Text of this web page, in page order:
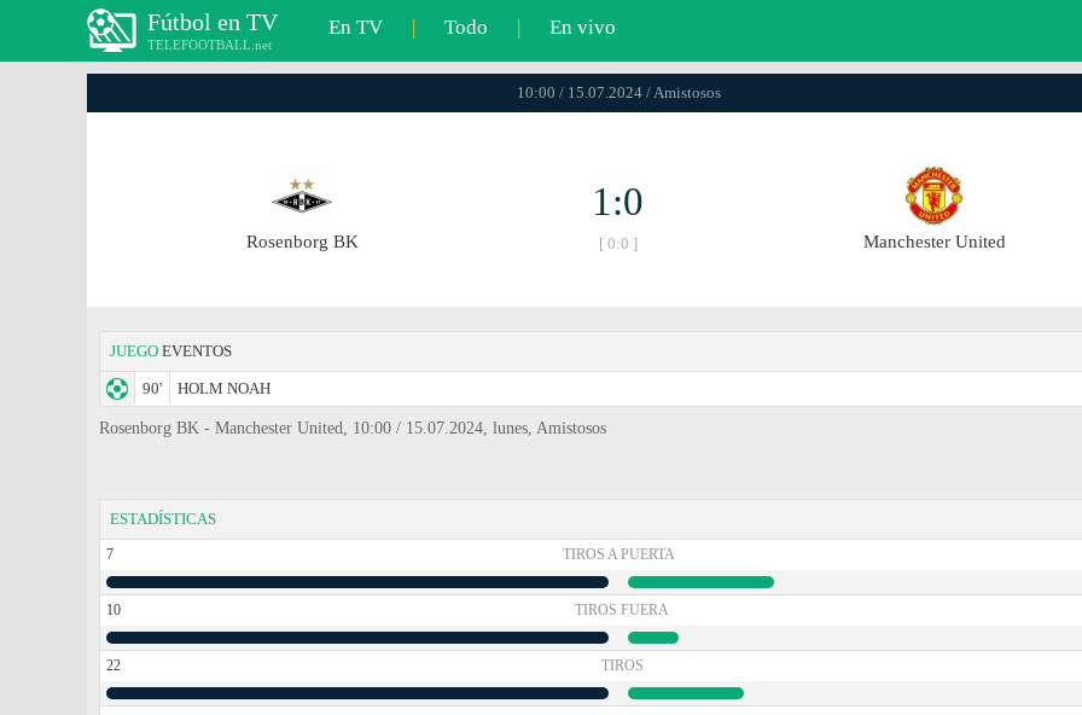
Fútbol en TV
TELEFOOTBALL.net
En TV | Todo | En vivo
10:00 / 15.07.2024 / Amistosos
Rosenborg BK
1:0
[ 0:0 ] Manchester United
JUEGO EVENTOS
90' HOLM NOAH
Rosenborg BK - Manchester United, 10:00 / 15.07.2024, lunes, Amistosos
ESTADÍSTICAS
7 TIROS A PUERTA
10 TIROS FUERA
22 TIROS